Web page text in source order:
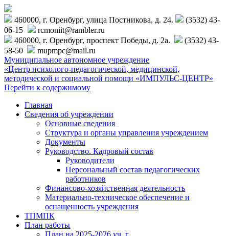
460000, г. Оренбург, улица Постникова, д. 24.
(3532) 43-
06-15
rcmoniit@rambler.ru
460000, г. Оренбург, проспект Победы, д. 2а.
(3532) 43-
58-50
mupmpc@mail.ru
Муниципальное автономное учреждение
«Центр психолого-педагогической, медицинской,
методической и социальной помощи «ИМПУЛЬС-ЦЕНТР»
Перейти к содержимому
Главная
Сведения об учреждении
Основные сведения
Структура и органы управления учреждением
Документы
Руководство. Кадровый состав
Руководители
Персональный состав педагогических
работников
Финансово-хозяйственная деятельность
Материально-техническое обеспечение и
оснащенность учреждения
ТПМПК
План работы
План на 2025-2026 уч. г.